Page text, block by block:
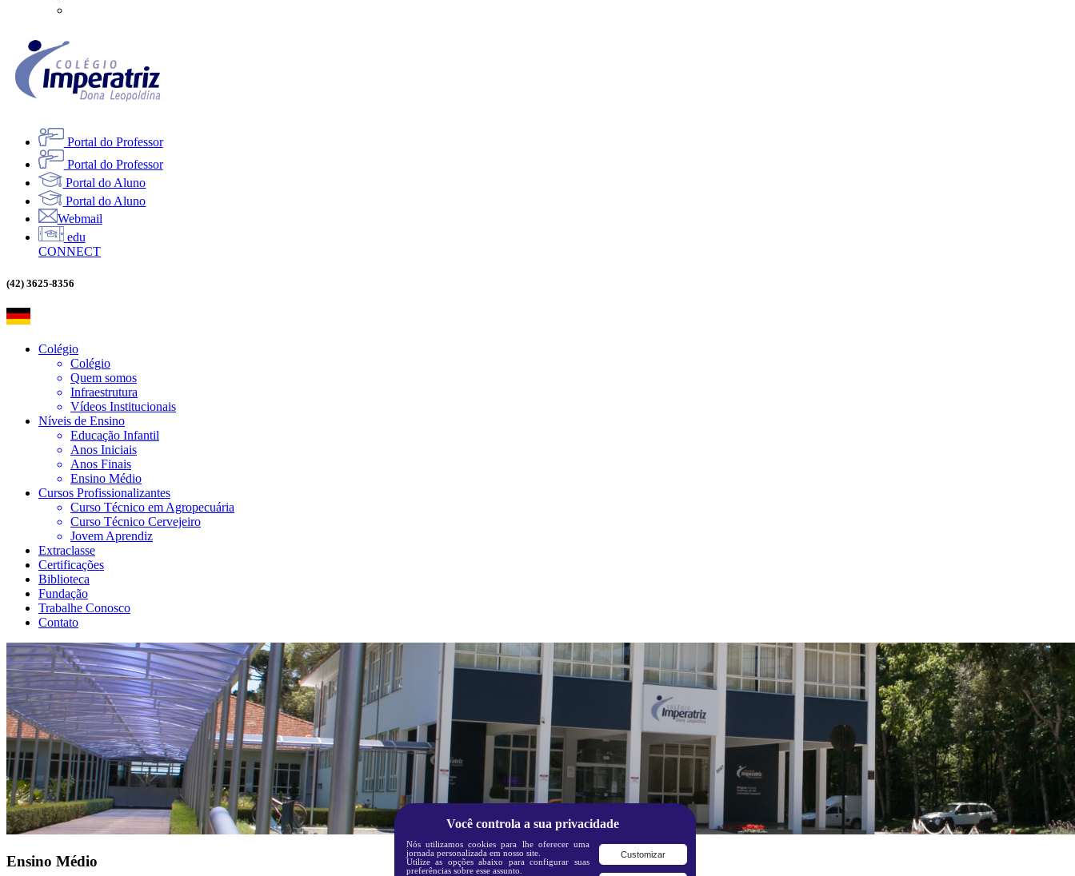
Portal do Professor
Portal do Professor
Portal do Aluno
Portal do Aluno
Webmail
edu
CONNECT
(42) 3625-8356
Colégio
Colégio
Quem somos
Infraestrutura
Vídeos Institucionais
Níveis de Ensino
Educação Infantil
Anos Iniciais
Anos Finais
Ensino Médio
Cursos Profissionalizantes
Curso Técnico em Agropecuária
Curso Técnico Cervejeiro
Jovem Aprendiz
Extraclasse
Certificações
Biblioteca
Fundação
Trabalhe Conosco
Contato
Ensino Médio
Você controla a sua privacidade
Nós utilizamos cookies para lhe oferecer uma
jornada personalizada em nosso site.
Utilize as opções abaixo para configurar suas
preferências sobre esse assunto.
Customizar